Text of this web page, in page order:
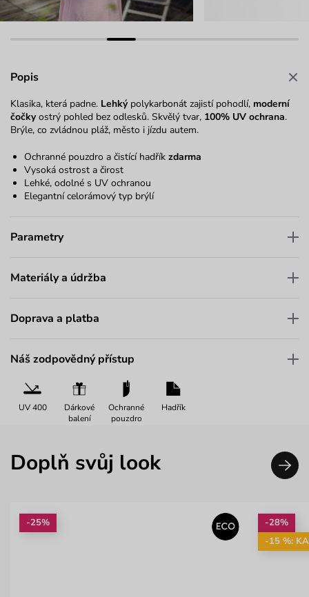
Popis
Klasika, která padne. Lehkýpolykarbonát zajistí pohodlí, moderní
čočkyostrý pohled bez odlesků. Skvělý tvar, 100% UV ochrana.
Brýle, co zvládnou pláž, město i jízdu autem.
Ochranné pouzdro a čistící hadřík zdarma
Vysoká ostrost a čirost
Lehké, odolné s UV ochranou
Elegantní celorámový typ brýlí
Parametry
Materiály a údržba
Doprava a platba
Náš zodpovědný přístup
UV 400
Dárkové
balení
Ochranné
pouzdro
Hadřík
Doplň svůj look
-25%
-28%
-15 %: